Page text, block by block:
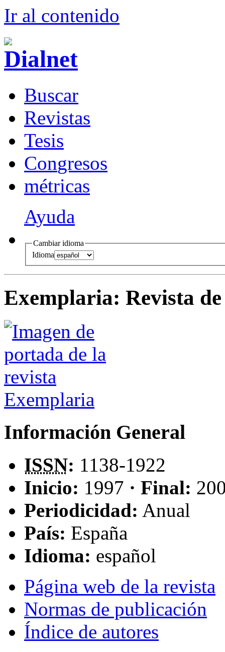
Ir al contenido
Buscar
Revistas
Tesis
Congresos
métricas
Ayuda
Cambiar idioma
Idioma
Exemplaria: Revista
Información General
ISSN: 1138-1922
Inicio: 1997 · Final:
Periodicidad: Anual
País: España
Idioma: español
Página web de la revista
Normas de publicación
Índice de autores